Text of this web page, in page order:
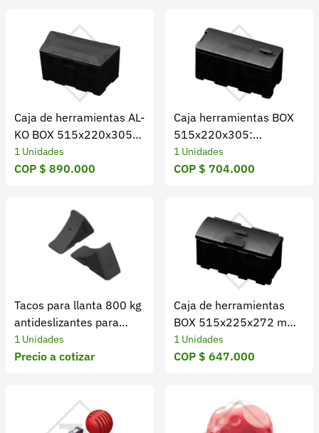
Caja de herramientas AL-
KO BOX 515x220x305
mm para remolques
1 Unidades
COP $ 890.000
Caja herramientas BOX
515x220x305:
compacta y segura
1 Unidades
COP $ 704.000
Tacos para llanta 800 kg
antideslizantes para
remolques
1 Unidades
Precio a cotizar
Caja de herramientas
BOX 515x225x272 mm
resistente al agua
1 Unidades
COP $ 647.000